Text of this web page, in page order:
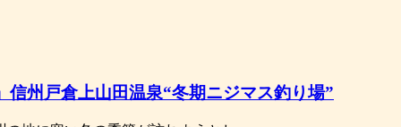
信州戸倉上山田温泉“冬期ニジマス釣り場”